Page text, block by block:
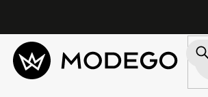
fő
tartalomhoz